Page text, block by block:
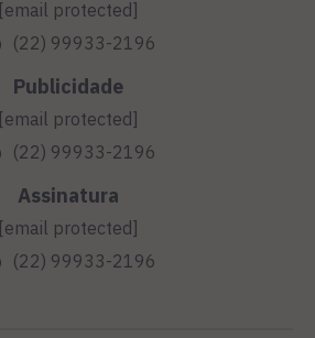
[email protected]
(22) 99933-2196
Publicidade
[email protected]
(22) 99933-2196
Assinatura
[email protected]
(22) 99933-2196